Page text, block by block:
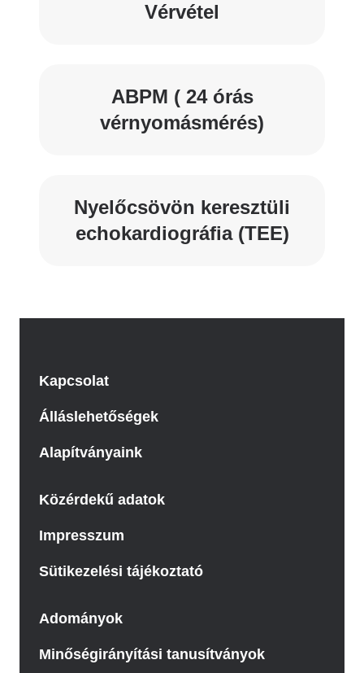
Vérvétel
ABPM ( 24 órás
vérnyomásmérés)
Nyelőcsövön keresztüli
echokardiográfia (TEE)
Kapcsolat
Álláslehetőségek
Alapítványaink
Közérdekű adatok
Impresszum
Sütikezelési tájékoztató
Adományok
Minőségirányítási tanusítványok